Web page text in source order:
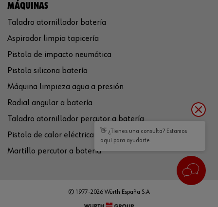
MÁQUINAS
Taladro atornillador batería
Aspirador limpia tapicería
Pistola de impacto neumática
Pistola silicona batería
Máquina limpieza agua a presión
Radial angular a batería
Taladro atornillador percutor a batería
Pistola de calor eléctrica
Martillo percutor a batería
© 1977-2026 Würth España S.A
👋 ¿Tienes una consulta? Estamos
aquí para ayudarte.